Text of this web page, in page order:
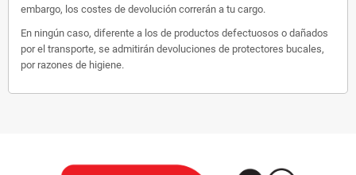
embargo, los costes de devolución correrán a tu cargo.
En ningún caso, diferente a los de productos defectuosos o dañados
por el transporte, se admitirán devoluciones de protectores bucales,
por razones de higiene.